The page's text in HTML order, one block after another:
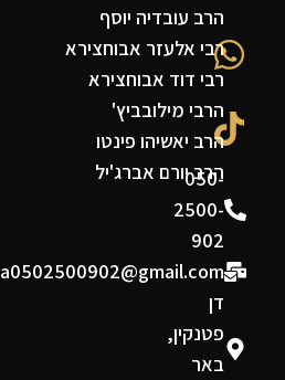
050-
2500-
902
a0502500902@gmail.com
דן
פטנקין,
באר
הרב עובדיה יוסף
רבי אלעזר אבוחצירא
רבי דוד אבוחצירא
הרבי מילובביץ'
הרב יאשיהו פינטו
הרב יורם אברג'יל